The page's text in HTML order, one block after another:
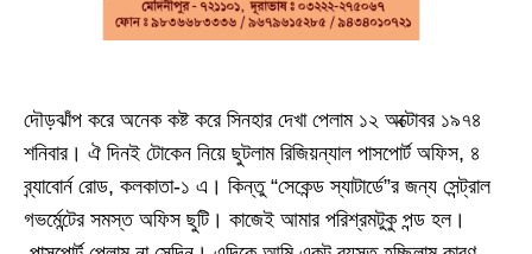
দৌড়ঝাঁপ করে অনেক কষ্ট করে সিনহার দেখা পেলাম ১২ অক্টোবর ১৯৭৪
শনিবার। ঐ দিনই টোকেন নিয়ে ছুটলাম রিজিয়ন্যাল পাসপোর্টঅফিস, ৪
ব্র্যাবোর্ন রোড, কলকাতা-১ এ। কিন্তু “সেকেন্ড স্যাটার্ডে”র জন্য সেন্ট্রাল
গভর্মেন্টের সমস্ত অফিস ছুটি। কাজেই আমার পরিশ্রমটুকু পন্ড হল।